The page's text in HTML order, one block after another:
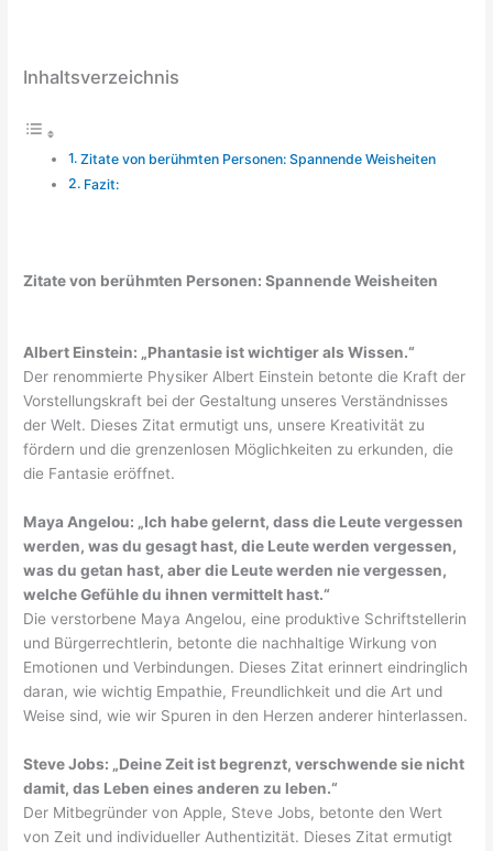
Inhaltsverzeichnis
Zitate von berühmten Personen: Spannende Weisheiten
Fazit:
Zitate von berühmten Personen: Spannende Weisheiten
Albert Einstein: „Phantasie ist wichtiger als Wissen.“
Der renommierte Physiker Albert Einstein betonte die Kraft der
Vorstellungskraft bei der Gestaltung unseres Verständnisses
der Welt. Dieses Zitat ermutigt uns, unsere Kreativität zu
fördern und die grenzenlosen Möglichkeiten zu erkunden, die
die Fantasie eröffnet.
Maya Angelou: „Ich habe gelernt, dass die Leute vergessen
werden, was du gesagt hast, die Leute werden vergessen,
was du getan hast, aber die Leute werden nie vergessen,
welche Gefühle du ihnen vermittelt hast.“
Die verstorbene Maya Angelou, eine produktive Schriftstellerin
und Bürgerrechtlerin, betonte die nachhaltige Wirkung von
Emotionen und Verbindungen. Dieses Zitat erinnert eindringlich
daran, wie wichtig Empathie, Freundlichkeit und die Art und
Weise sind, wie wir Spuren in den Herzen anderer hinterlassen.
Steve Jobs: „Deine Zeit ist begrenzt, verschwende sie nicht
damit, das Leben eines anderen zu leben.“
Der Mitbegründer von Apple, Steve Jobs, betonte den Wert
von Zeit und individueller Authentizität. Dieses Zitat ermutigt